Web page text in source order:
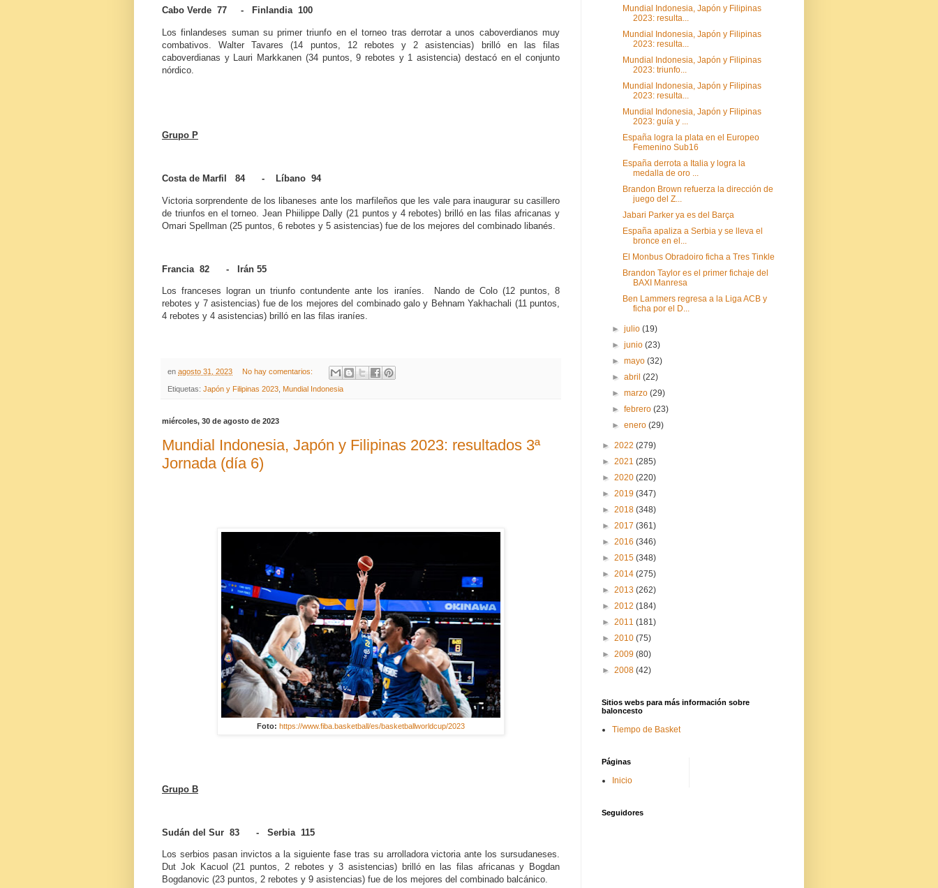
Cabo Verde 77 - Finlandia 100
Los finlandeses suman su primer triunfo en el torneo tras derrotar a unos caboverdianos muy
combativos. Walter Tavares (14 puntos, 12 rebotes y 2 asistencias) brilló en las filas
caboverdianas y Lauri Markkanen (34 puntos, 9 rebotes y 1 asistencia) destacó en el conjunto
nórdico.
Grupo P
Costa de Marfil 84 - Líbano 94
Victoria sorprendente de los libaneses ante los marfileños que les vale para inaugurar su casillero
de triunfos en el torneo. Jean Phiilippe Dally (21 puntos y 4 rebotes) brilló en las filas africanas y
Omari Spellman (25 puntos, 6 rebotes y 5 asistencias) fue de los mejores del combinado libanés.
Francia 82 - Irán 55
Los franceses logran un triunfo contundente ante los iraníes. Nando de Colo (12 puntos, 8
rebotes y 7 asistencias) fue de los mejores del combinado galo y Behnam Yakhachali (11 puntos,
4 rebotes y 4 asistencias) brilló en las filas iraníes.
en agosto 31, 2023 No hay comentarios:
Etiquetas: Japón y Filipinas 2023 Mundial Indonesia
miércoles, 30 de agosto de 2023
Mundial Indonesia, Japón y Filipinas 2023: resultados 3ª
Jornada (día 6)
Foto: https://www.fiba.basketball/es/basketballworldcup/2023
Grupo B
Sudán del Sur 83 - Serbia 115
Los serbios pasan invictos a la siguiente fase tras su arrolladora victoria ante los sursudaneses.
Dut Jok Kacuol (21 puntos, 2 rebotes y 3 asistencias) brilló en las filas africanas y Bogdan
Bogdanovic (23 puntos, 2 rebotes y 9 asistencias) fue de los mejores del combinado balcánico.
Mundial Indonesia, Japón y Filipinas
2023: resulta...
Mundial Indonesia, Japón y Filipinas
2023: resulta...
Mundial Indonesia, Japón y Filipinas
2023: triunfo...
Mundial Indonesia, Japón y Filipinas
2023: resulta...
Mundial Indonesia, Japón y Filipinas
2023: guía y ...
España logra la plata en el Europeo
Femenino Sub16
España derrota a Italia y logra la
medalla de oro ...
Brandon Brown refuerza la dirección de
juego del Z...
Jabari Parker ya es del Barça
España apaliza a Serbia y se lleva el
bronce en el...
El Monbus Obradoiro ficha a Tres Tinkle
Brandon Taylor es el primer fichaje del
BAXI Manresa
Ben Lammers regresa a la Liga ACB y
ficha por el D...
►julio(19)
►junio(23)
►mayo(32)
►abril(22)
►marzo(29)
►febrero(23)
►enero(29)
► 2022 (279)
► 2021 (285)
► 2020 (220)
► 2019 (347)
► 2018 (348)
► 2017 (361)
► 2016 (346)
► 2015 (348)
► 2014 (275)
► 2013 (262)
► 2012 (184)
► 2011 (181)
► 2010 (75)
► 2009 (80)
► 2008 (42)
Sitios webs para más información sobre
baloncesto
Tiempo de Basket
Páginas
Inicio
Seguidores